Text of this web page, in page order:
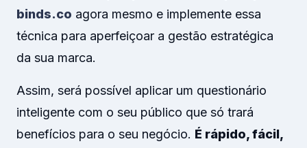
binds.co agora mesmo e implemente essa
técnica para aperfeiçoar a gestão estratégica
da sua marca.
Assim, será possível aplicar um questionário
inteligente com o seu público que só trará
benefícios para o seu negócio. É rápido, fácil,